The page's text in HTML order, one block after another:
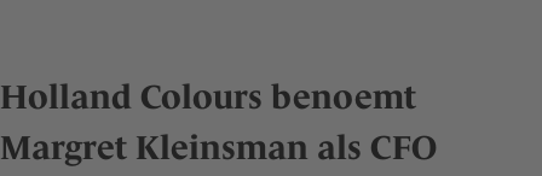
Holland Colours benoemt
Margret Kleinsman als CFO